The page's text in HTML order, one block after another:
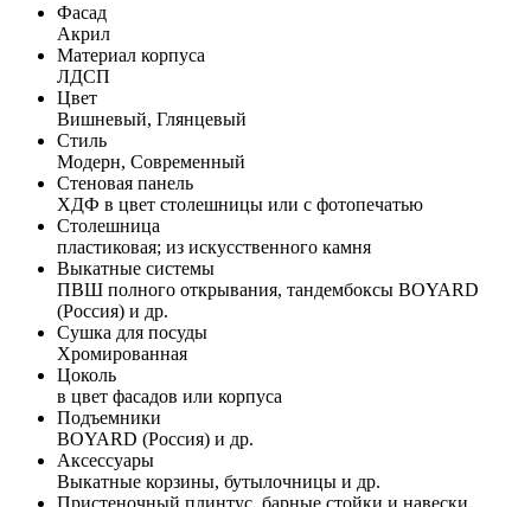
Фасад
Акрил
Материал корпуса
ЛДСП
Цвет
Вишневый, Глянцевый
Стиль
Модерн, Современный
Стеновая панель
ХДФ в цвет столешницы или с фотопечатью
Столешница
пластиковая; из искусственного камня
Выкатные системы
ПВШ полного открывания, тандембоксы BOYARD
(Россия) и др.
Сушка для посуды
Хромированная
Цоколь
в цвет фасадов или корпуса
Подъемники
BOYARD (Россия) и др.
Аксессуары
Выкатные корзины, бутылочницы и др.
Пристеночный плинтус, барные стойки и навески,